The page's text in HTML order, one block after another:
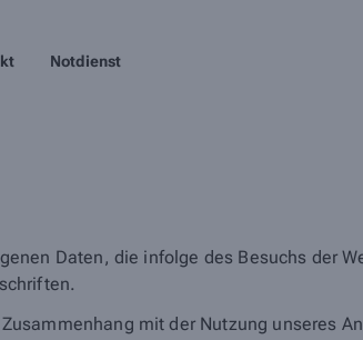
Notdienst
Daten, die infolge des Besuchs der
mit der Nutzung unseres